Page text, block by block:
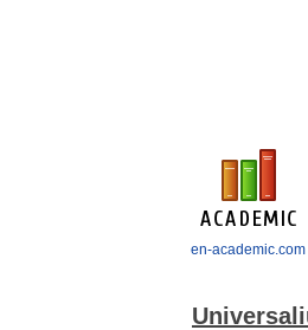
en-academic.com